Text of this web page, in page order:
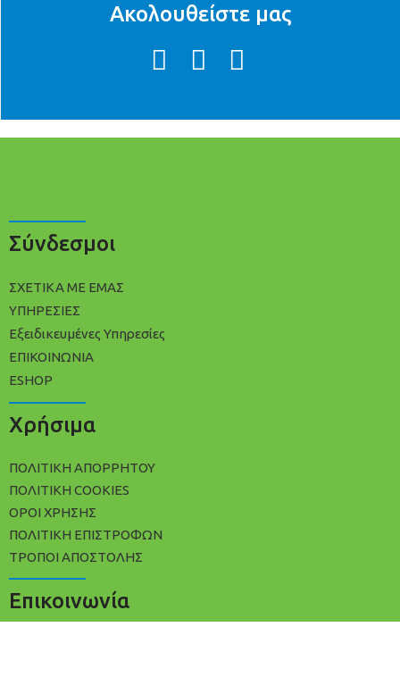
Ακολουθείστε μας
Σύνδεσμοι
ΣΧΕΤΙΚΑ ΜΕ ΕΜΑΣ
ΥΠΗΡΕΣΙΕΣ
Εξειδικευμένες Υπηρεσίες
ΕΠΙΚΟΙΝΩΝΙΑ
ESHOP
Χρήσιμα
ΠΟΛΙΤΙΚΉ ΑΠΟΡΡΉΤΟΥ
ΠΟΛΊΤΙΚΗ COOKIES
ΌΡΟΙ ΧΡΉΣΗΣ
ΠΟΛΙΤΙΚΉ ΕΠΙΣΤΡΟΦΏΝ
ΤΡΌΠΟΙ ΑΠΟΣΤΟΛΉΣ
Επικοινωνία